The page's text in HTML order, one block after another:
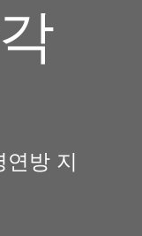
방 지